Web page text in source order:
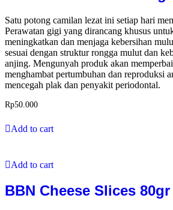
Satu potong camilan lezat ini setiap hari
Perawatan gigi yang dirancang khusus
meningkatkan dan menjaga kebersihan
sesuai dengan struktur rongga mulut dan
anjing. Mengunyah produk akan
menghambat pertumbuhan dan reproduksi
mencegah plak dan penyakit periodontal.
Rp50.000
Add to cart
Add to cart
BBN Cheese Slices 80gr